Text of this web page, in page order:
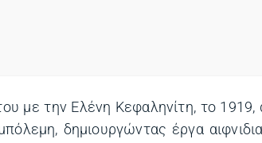
με την Ελένη Κεφαληνίτη, το 1919,
δημιουργώντας έργα